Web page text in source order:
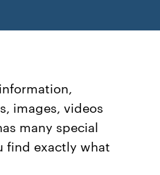
images, videos
many special
find exactly what